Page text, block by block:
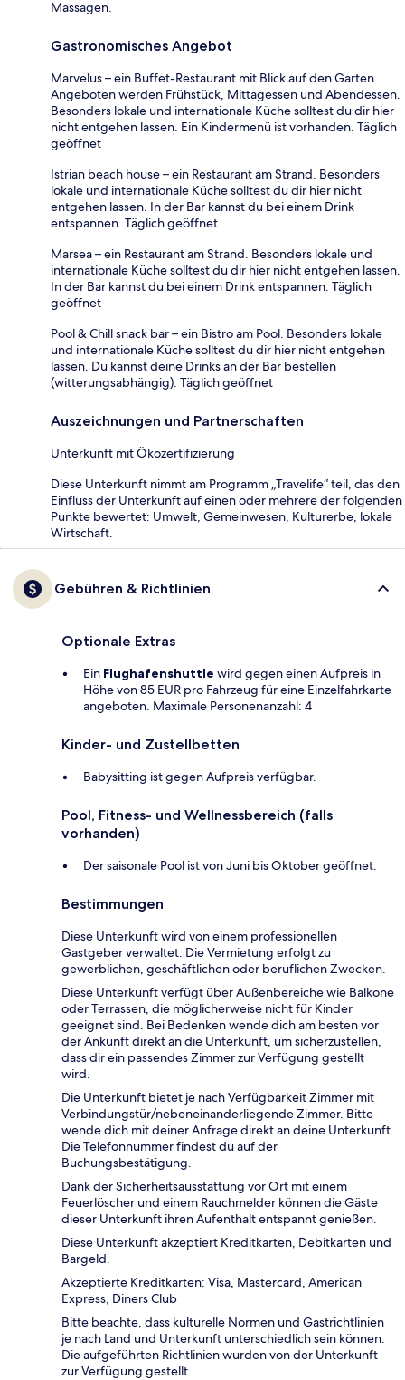
Massagen.
Gastronomisches Angebot
Marvelus – ein Buffet-Restaurant mit Blick auf den Garten.
Angeboten werden Frühstück, Mittagessen und Abendessen.
Besonders lokale und internationale Küche solltest du dir hier
nicht entgehen lassen. Ein Kindermenü ist vorhanden. Täglich
geöffnet
Istrian beach house – ein Restaurant am Strand. Besonders
lokale und internationale Küche solltest du dir hier nicht
entgehen lassen. In der Bar kannst du bei einem Drink
entspannen. Täglich geöffnet
Marsea – ein Restaurant am Strand. Besonders lokale und
internationale Küche solltest du dir hier nicht entgehen lassen.
In der Bar kannst du bei einem Drink entspannen. Täglich
geöffnet
Pool & Chill snack bar – ein Bistro am Pool. Besonders lokale
und internationale Küche solltest du dir hier nicht entgehen
lassen. Du kannst deine Drinks an der Bar bestellen
(witterungsabhängig). Täglich geöffnet
Auszeichnungen und Partnerschaften
Unterkunft mit Ökozertifizierung
Diese Unterkunft nimmt am Programm „Travelife“ teil, das den
Einfluss der Unterkunft auf einen oder mehrere der folgenden
Punkte bewertet: Umwelt, Gemeinwesen, Kulturerbe, lokale
Wirtschaft.
Gebühren & Richtlinien
Optionale Extras
Ein Flughafenshuttle wird gegen einen Aufpreis in
Höhe von 85 EUR pro Fahrzeug für eine Einzelfahrkarte
angeboten. Maximale Personenanzahl: 4
Kinder- und Zustellbetten
Babysitting ist gegen Aufpreis verfügbar.
Pool, Fitness- und Wellnessbereich (falls
vorhanden)
Der saisonale Pool ist von Juni bis Oktober geöffnet.
Bestimmungen
Diese Unterkunft wird von einem professionellen
Gastgeber verwaltet. Die Vermietung erfolgt zu
gewerblichen, geschäftlichen oder beruflichen Zwecken.
Diese Unterkunft verfügt über Außenbereiche wie Balkone
oder Terrassen, die möglicherweise nicht für Kinder
geeignet sind. Bei Bedenken wende dich am besten vor
der Ankunft direkt an die Unterkunft, um sicherzustellen,
dass dir ein passendes Zimmer zur Verfügung gestellt
wird.
Die Unterkunft bietet je nach Verfügbarkeit Zimmer mit
Verbindungstür/nebeneinanderliegende Zimmer. Bitte
wende dich mit deiner Anfrage direkt an deine Unterkunft.
Die Telefonnummer findest du auf der
Buchungsbestätigung.
Dank der Sicherheitsausstattung vor Ort mit einem
Feuerlöscher und einem Rauchmelder können die Gäste
dieser Unterkunft ihren Aufenthalt entspannt genießen.
Diese Unterkunft akzeptiert Kreditkarten, Debitkarten und
Bargeld.
Akzeptierte Kreditkarten: Visa, Mastercard, American
Express, Diners Club
Bitte beachte, dass kulturelle Normen und Gastrichtlinien
je nach Land und Unterkunft unterschiedlich sein können.
Die aufgeführten Richtlinien wurden von der Unterkunft
zur Verfügung gestellt.